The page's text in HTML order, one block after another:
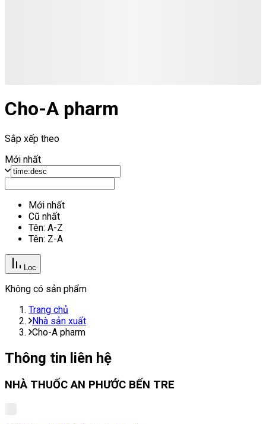
Cho-A pharm
Sắp xếp theo
Mới nhất
Mới nhất
Cũ nhất
Tên: A-Z
Tên: Z-A
Lọc
Không có sản phẩm
Trang chủ
Nhà sản xuất
Cho-A pharm
Thông tin liên hệ
NHÀ THUỐC AN PHƯỚC BẾN TRE